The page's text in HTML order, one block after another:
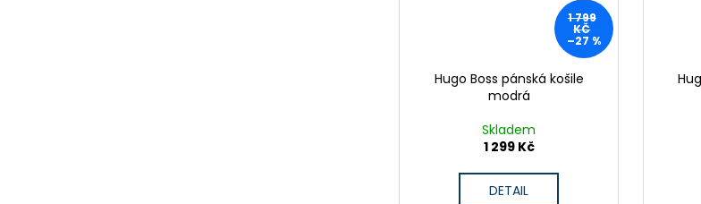
1 799
KČ
–27 %
Hugo Boss pánská košile
modrá
Skladem
1 299 Kč
DETAIL